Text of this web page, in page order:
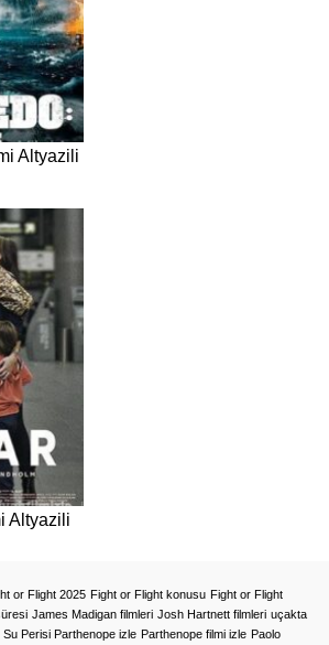
Altyazili
Altyazili
or Flight 2025 Fight or Flight konusu Fight or Flight
James Madigan filmleri Josh Hartnett filmleri uçakta
Su Perisi Parthenope izle Parthenope filmi izle Paolo